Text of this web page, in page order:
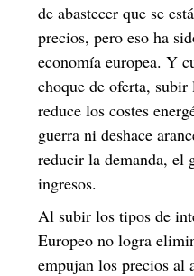
de abastecer que se
precios, pero eso ha
economía europea. Y
choque de oferta,
reduce los costes
guerra ni deshace
reducir la demanda, el
ingresos.
Al subir los tipos de
Europeo no logra
empujan los precios al